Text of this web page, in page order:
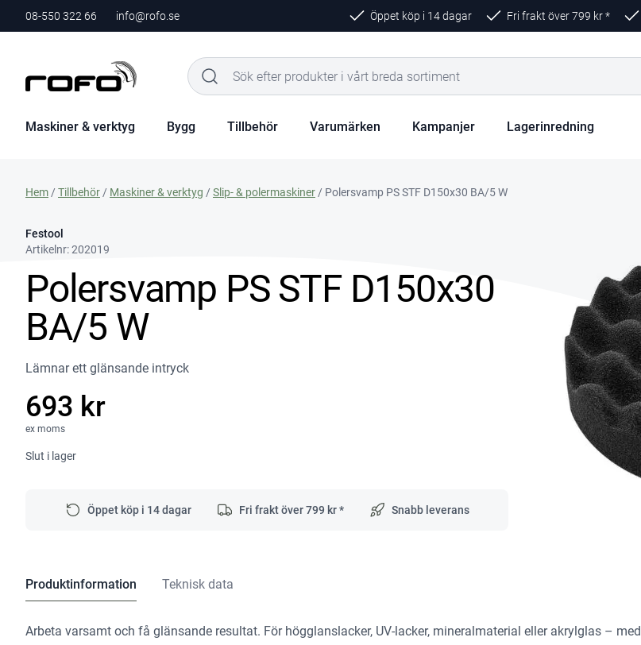
08-550 322 66 info@rofo.se Öppet köp i 14 dagar Fri frakt över799 kr *
Maskiner & verktyg Bygg Tillbehör Varumärken Kampanjer Lagerinredning
Hem /Tillbehör / Maskiner & verktyg /Slip- & polermaskiner / Polersvamp PS STF D150x30 BA/5 W
Festool
Artikelnr:202019
Polersvamp PS STF D150x30
BA/5 W
Lämnar ett glänsande intryck
693 kr
ex moms
Slut i lager
Öppet köp i 14 dagar Fri frakt över799 kr * Snabb leverans
Produktinformation Teknisk data
Arbeta varsamt och få glänsande resultat. För högglanslacker, UV-lacker, mineralmaterial eller akrylglas – med